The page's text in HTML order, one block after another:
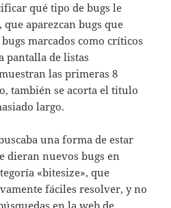
qué tipo de bugs le
aparezcan bugs que
marcados como críticos
pantalla de listas
las primeras 8
también se acorta el titulo
largo.
una forma de estar
dieran nuevos bugs en
«bitesize», que
fáciles resolver, y no